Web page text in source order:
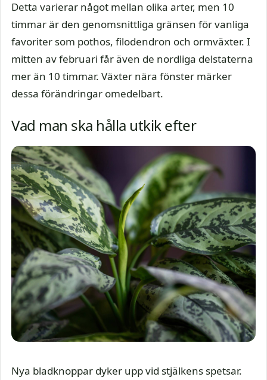
Detta varierar något mellan olika arter, men 10
timmar är den genomsnittliga gränsen för vanliga
favoriter som pothos, filodendron och ormväxter. I
mitten av februari får även de nordliga delstaterna
mer än 10 timmar. Växter nära fönster märker
dessa förändringar omedelbart.
Vad man ska hålla utkik efter
Nya bladknoppar dyker upp vid stjälkens spetsar.